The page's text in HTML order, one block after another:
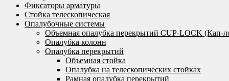
Фиксаторы арматуры
Стойка телескопическая
Опалубочные системы
Объемная опалубка перекрытий CUP-LOCK (Кап-
Опалубка колонн
Опалубка перекрытий
Объемная стойка
Опалубка на телескопических стойках
Рамная опалубка перекрытий